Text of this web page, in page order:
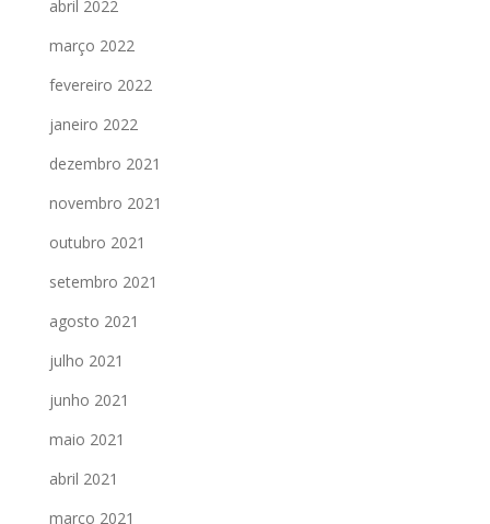
abril 2022
março 2022
fevereiro 2022
janeiro 2022
dezembro 2021
novembro 2021
outubro 2021
setembro 2021
agosto 2021
julho 2021
junho 2021
maio 2021
abril 2021
março 2021